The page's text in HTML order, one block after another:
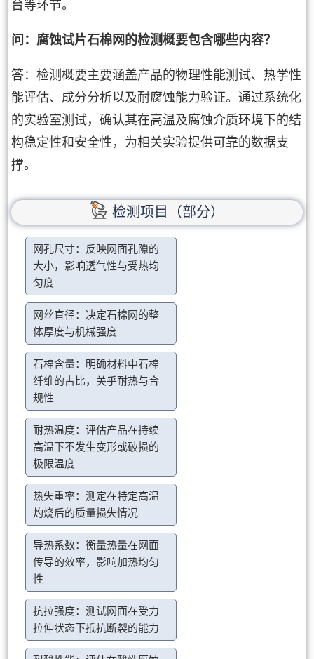
台等环节。
问：腐蚀试片石棉网的检测概要包含哪些内容？
答：检测概要主要涵盖产品的物理性能测试、热学性
能评估、成分分析以及耐腐蚀能力验证。通过系统化
的实验室测试，确认其在高温及腐蚀介质环境下的结
构稳定性和安全性，为相关实验提供可靠的数据支
撑。
检测项目（部分）
网孔尺寸：反映网面孔隙的
大小，影响透气性与受热均
匀度
网丝直径：决定石棉网的整
体厚度与机械强度
石棉含量：明确材料中石棉
纤维的占比，关乎耐热与合
规性
耐热温度：评估产品在持续
高温下不发生变形或破损的
极限温度
热失重率：测定在特定高温
灼烧后的质量损失情况
导热系数：衡量热量在网面
传导的效率，影响加热均匀
性
抗拉强度：测试网面在受力
拉伸状态下抵抗断裂的能力